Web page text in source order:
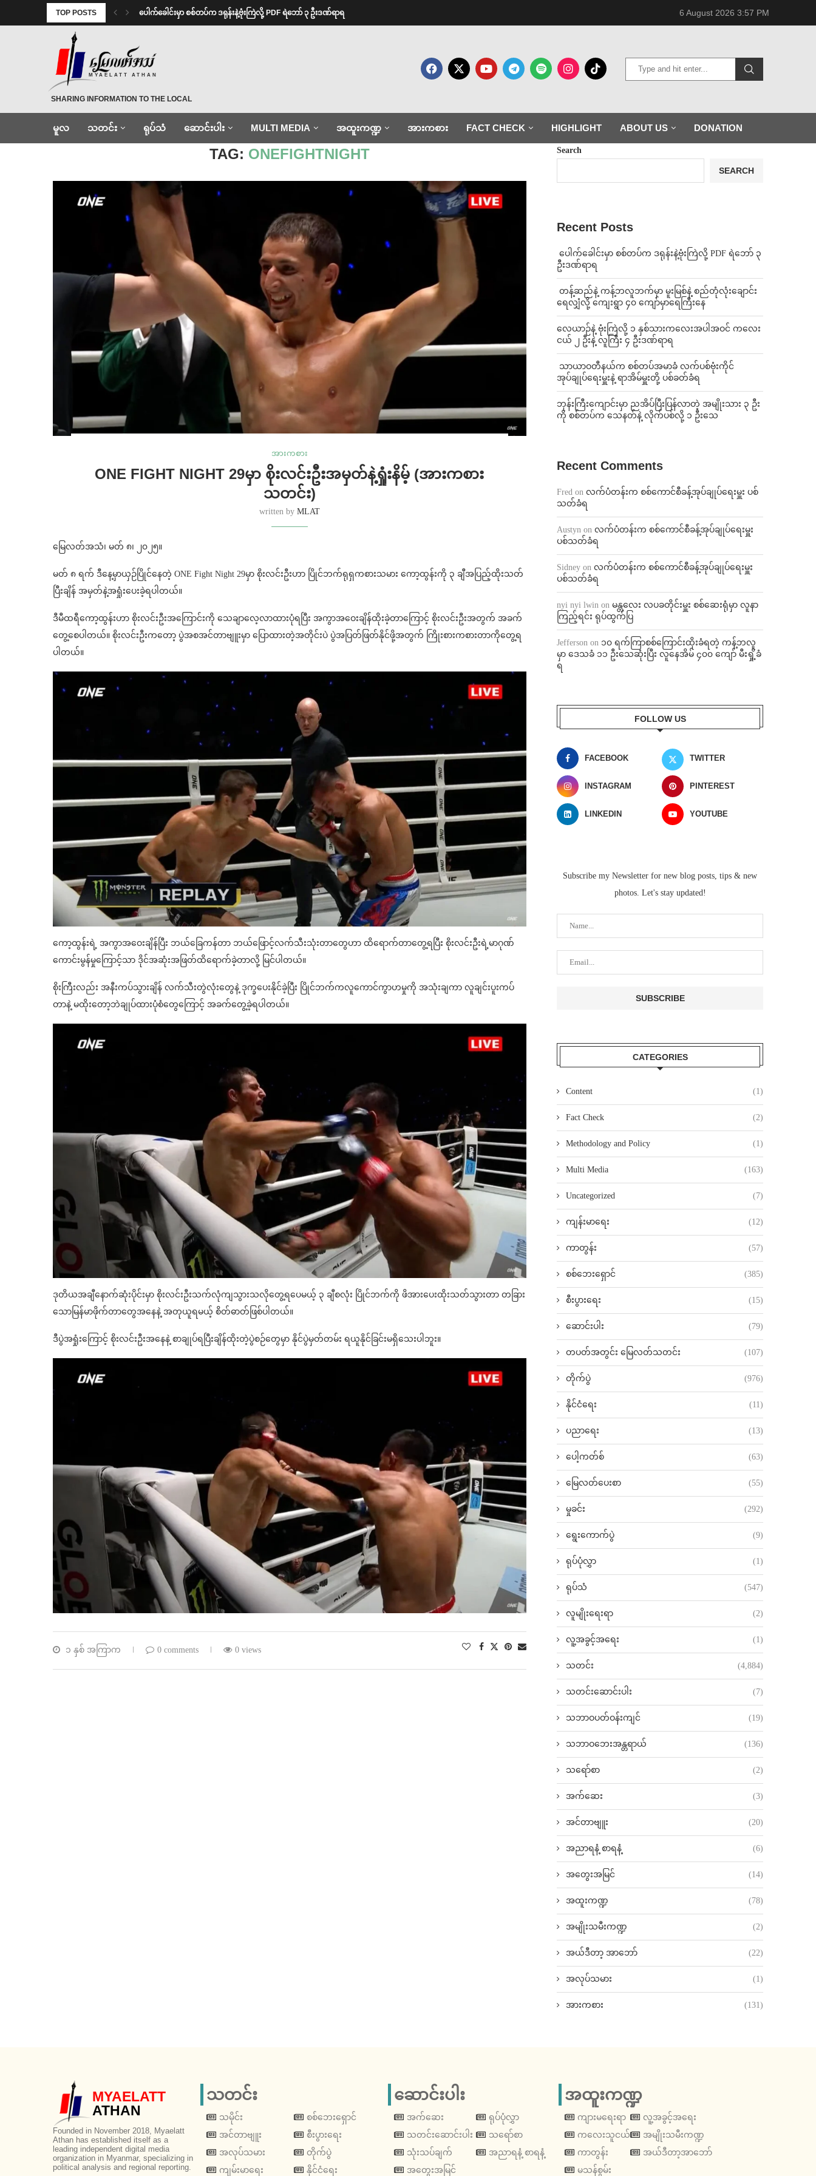
TOP POSTS ⁩ ⁨ပေါက်ခေါင်းမှာ စစ်တပ်က ဒရုန်းနဲ့ဗုံးကြဲလို့ PDF ရဲဘော် ၃ ဦးဒဏ်ရာရ 6 August 2026 3:57 PM
MYAELATT ATHAN
SHARING INFORMATION TO THE LOCAL
မူလ သတင်း ရုပ်သံ ဆောင်းပါး MULTI MEDIA အထူးကဏ္ဍ အားကစား FACT CHECK HIGHLIGHT ABOUT US DONATION
Home ONEFightNight
TAG: ONEFIGHTNIGHT
အားကစား
ONE FIGHT NIGHT 29မှာ စိုးလင်းဦးအမှတ်နဲ့ရှုံးနိမ့် (အားကစား
သတင်း)
written by MLAT
မြေလတ်အသံ၊ မတ် ၈၊ ၂၀၂၅။
မတ် ၈ ရက် ဒီနေ့မှာယှဉ်ပြိုင်နေတဲ့ ONE Fight Night 29မှာ စိုးလင်းဦးဟာ ပြိုင်ဘက်ရုရှကစားသမား ကော့ထွန်းကို ၃ ချီအပြည့်ထိုးသတ်
ပြီးချိန် အမှတ်နဲ့အရှုံးပေးခဲ့ရပါတယ်။
ဒီမီထရီကော့ထွန်းဟာ စိုးလင်းဦးအကြောင်းကို သေချာလေ့လာထားပုံရပြီး အကွာအဝေးချိန်ထိုးခဲ့တာကြောင့် စိုးလင်းဦးအတွက် အခက်
တွေ့စေပါတယ်။ စိုးလင်းဦးကတော့ ပွဲအစအင်တာဗျူးမှာ ပြောထားတဲ့အတိုင်းပဲ ပွဲအပြတ်ဖြတ်နိုင်ဖို့အတွက် ကြိုးစားကစားတာကိုတွေ့ရ
ပါတယ်။
ကော့ထွန်းရဲ့ အကွာအဝေးချိန်ပြီး ဘယ်ခြေကန်တာ ဘယ်ဖြောင့်လက်သီးသုံးတာတွေဟာ ထိရောက်တာတွေ့ရပြီး စိုးလင်းဦးရဲ့မာဂုဏ်
ကောင်းမွန်မှုကြောင့်သာ ဒိုင်အဆုံးအဖြတ်ထိရောက်ခဲ့တာလို့ မြင်ပါတယ်။
စိုးကြီးလည်း အနီးကပ်သွားချိန် လက်သီးတွဲလုံးတွေနဲ့ ဒုက္ခပေးနိုင်ခဲ့ပြီး ပြိုင်ဘက်ကလူကောင်ကွာဟမှုကို အသုံးချကာ လူချင်းပူးကပ်
တာနဲ့ မထိုးတော့ဘဲချုပ်ထားပုံစံတွေကြောင့် အခက်တွေ့ခဲ့ရပါတယ်။
ဒုတိယအချီနောက်ဆုံးပိုင်းမှာ စိုးလင်းဦးသက်လုံကျသွားသလိုတွေ့ရပေမယ့် ၃ ချီစလုံး ပြိုင်ဘက်ကို ဖိအားပေးထိုးသတ်သွားတာ တခြား
သောမြန်မာဖိုက်တာတွေအနေနဲ့ အတုယူရမယ့် စိတ်ဓာတ်ဖြစ်ပါတယ်။
ဒီပွဲအရှုံးကြောင့် စိုးလင်းဦးအနေနဲ့ စာချုပ်ရပြီးချိန်ထိုးတဲ့ပွဲစဉ်တွေမှာ နိုင်ပွဲမှတ်တမ်း ရယူနိုင်ခြင်းမရှိသေးပါဘူး။
၁ နှစ် အကြာက 0 comments 0 views
Search
SEARCH
Recent Posts
⁩ ⁨ပေါက်ခေါင်းမှာ စစ်တပ်က ဒရုန်းနဲ့ဗုံးကြဲလို့ PDF ရဲဘော် ၃
ဦးဒဏ်ရာရ
⁩ ⁨တန့်ဆည်နဲ့ ကန့်ဘလူဘက်မှာ မူးမြစ်နဲ့ စည်တုံလုံးချောင်း
ရေလျှံလို့ ကျေးရွာ ၄၀ ကျော်မှာရေကြီးနေ
⁨လေယာဉ်နဲ့ ဗုံးကြဲလို့ ၁ နှစ်သားကလေးအပါအဝင် ကလေး
ငယ် ၂ ဦးနဲ့ လူကြီး ၄ ဦးဒဏ်ရာရ
⁩ ⁨သာယာဝတီနယ်က စစ်တပ်အမာခံ လက်ပစ်ဗုံးကိုင်
အုပ်ချုပ်ရေးမှူးနဲ့ ရာအိမ်မှူးတို့ ပစ်ခတ်ခံရ
ဘုန်းကြီးကျောင်းမှာ ညအိပ်ပြီးပြန်လာတဲ့ အမျိုးသား ၃ ဦး
ကို စစ်တပ်က သေနတ်နဲ့ လိုက်ပစ်လို့ ၁ ဦးသေ
Recent Comments
Fred on လက်ပံတန်းက စစ်ကောင်စီခန့်အုပ်ချုပ်ရေးမှူး ပစ်
သတ်ခံရ
Austyn on လက်ပံတန်းက စစ်ကောင်စီခန့်အုပ်ချုပ်ရေးမှူး
ပစ်သတ်ခံရ
Sidney on လက်ပံတန်းက စစ်ကောင်စီခန့်အုပ်ချုပ်ရေးမှူး
ပစ်သတ်ခံရ
nyi nyi lwin on မန္တလေး လပခတိုင်းမှူး စစ်ဆေးရုံမှာ လူနာ
ကြည့်ရင်း ရုပ်ထွက်ပြ
Jefferson on ၁၀ ရက်ကြာစစ်ကြောင်းထိုးခံရတဲ့ ကန့်ဘလူ
မှာ ဒေသခံ ၁၁ ဦးသေဆုံးပြီး လူနေအိမ် ၄၀၀ ကျော် မီးရှို့ခံ
ရ
FOLLOW US
FACEBOOK TWITTER
INSTAGRAM PINTEREST
LINKEDIN YOUTUBE
Subscribe my Newsletter for new blog posts, tips & new
photos. Let's stay updated!
CATEGORIES
Content (1)
Fact Check (2)
Methodology and Policy (1)
Multi Media (163)
Uncategorized (7)
ကျန်းမာရေး (12)
ကာတွန်း (57)
စစ်ဘေးရှောင် (385)
စီးပွားရေး (15)
ဆောင်းပါး (79)
တပတ်အတွင်း မြေလတ်သတင်း (107)
တိုက်ပွဲ (976)
နိုင်ငံရေး (11)
ပညာရေး (13)
ပေါ့ကတ်စ် (63)
မြေလတ်ပေးစာ (55)
မှုခင်း (292)
ရွေးကောက်ပွဲ (9)
ရုပ်ပုံလွှာ (1)
ရုပ်သံ (547)
လူမျိုးရေးရာ (2)
လူ့အခွင့်အရေး (1)
သတင်း (4,884)
သတင်းဆောင်းပါး (7)
သဘာဝပတ်ဝန်းကျင် (19)
သဘာဝဘေးအန္တရာယ် (136)
သရော်စာ (2)
အက်ဆေး (3)
အင်တာဗျူး (20)
အညာရနံ့ စာရနံ့ (6)
အတွေးအမြင် (14)
အထူးကဏ္ဍ (78)
အမျိုးသမီးကဏ္ဍ (2)
အယ်ဒီတာ့ အာဘော် (22)
အလုပ်သမား (1)
အားကစား (131)
MYAELATT
ATHAN
Founded in November 2018, Myaelatt
Athan has established itself as a
leading independent digital media
organization in Myanmar, specializing in
political analysis and regional reporting.
သတင်း
သမိုင်း
အင်တာဗျူး
အလုပ်သမား
ကျမ်းမာရေး
စစ်ဘေးရှောင်
စီးပွားရေး
တိုက်ပွဲ
နိုင်ငံရေး
ဆောင်းပါး
အက်ဆေး
သတင်းဆောင်းပါး
သုံးသပ်ချက်
အတွေးအမြင်
ရုပ်ပုံလွှာ
သရော်စာ
အညာရနံ့ စာရနံ့
အထူးကဏ္ဍ
ကျားမရေးရာ
ကလေးသူငယ်
ကာတွန်း
မသန်စွမ်း
လူ့အခွင့်အရေး
အမျိုးသမီးကဏ္ဍ
အယ်ဒီတာ့အာဘော်